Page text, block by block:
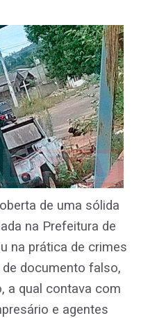
de uma sólida
na Prefeitura de
na prática de crimes
documento falso,
a qual contava com
e agentes